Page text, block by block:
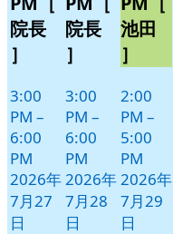
院長
］
3:00
PM –
6:00
PM
2026年
7月27
日
院長
］
3:00
PM –
6:00
PM
2026年
7月28
日
池田
］
2:00
PM –
5:00
PM
2026年
7月29
日